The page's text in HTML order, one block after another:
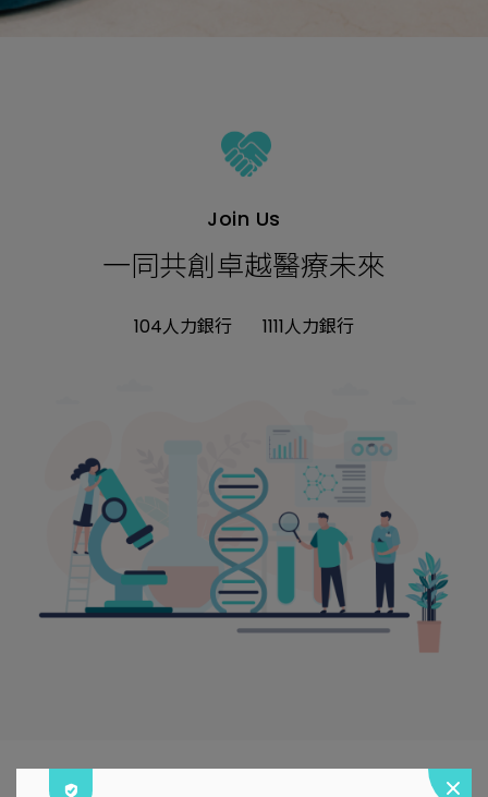
Join Us
一同共創卓越醫療未來
104人力銀行 1111人力銀行